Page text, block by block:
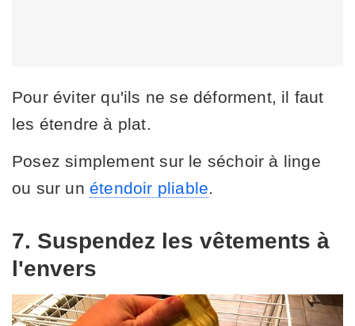
Pour éviter qu'ils ne se déforment, il faut
les étendre à plat.
Posez simplement sur le séchoir à linge
ou sur un étendoir pliable.
7. Suspendez les vêtements à
l'envers